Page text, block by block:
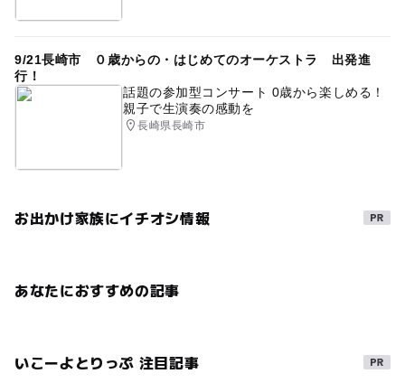
9/21長崎市 ０歳からの・はじめてのオーケストラ 出発進
行！
話題の参加型コンサート 0歳から楽しめる！
親子で生演奏の感動を
長崎県長崎市
お出かけ家族にイチオシ情報
あなたにおすすめの記事
いこーよとりっぷ 注目記事